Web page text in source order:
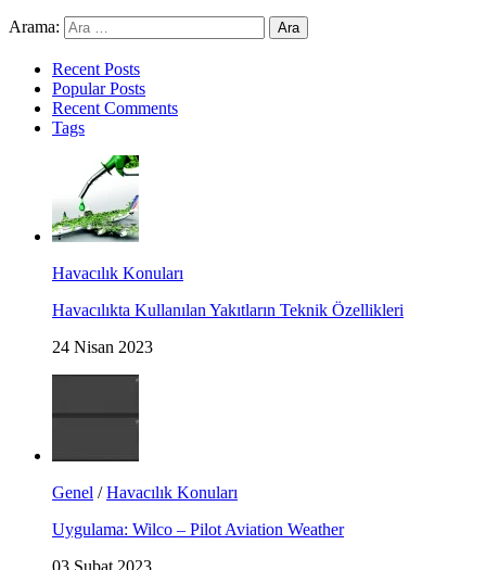
Arama:
Recent Posts
Popular Posts
Recent Comments
Tags
Havacılık Konuları
Havacılıkta Kullanılan Yakıtların Teknik Özellikleri
24 Nisan 2023
Genel /Havacılık Konuları
Uygulama: Wilco – Pilot Aviation Weather
03 Şubat 2023